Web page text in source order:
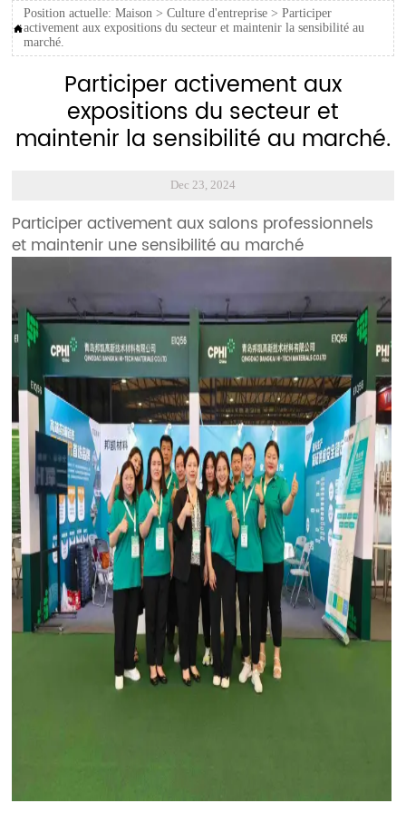

Position actuelle:Maison >Culture d'entreprise >Participer
activement aux expositions du secteur et maintenir la sensibilité au
marché.
Participer activement aux
expositions du secteur et
maintenir la sensibilité au marché.
Dec 23, 2024
Participer activement aux salons professionnels
et maintenir une sensibilité au marché